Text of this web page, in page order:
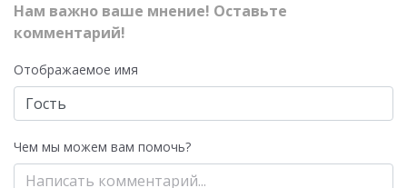
Нам важно ваше мнение! Оставьте
комментарий!
Отображаемое имя
Чем мы можем вам помочь?